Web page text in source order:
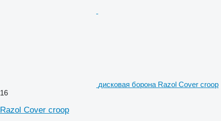
дисковая борона Razol Cover croop
16
Razol Cover croop